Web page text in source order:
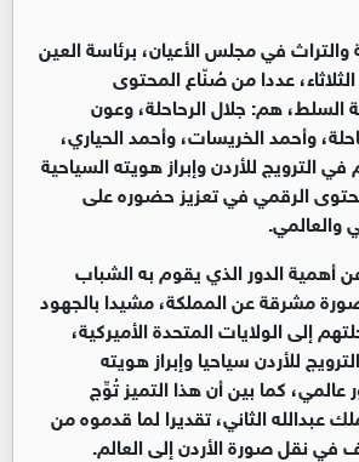
والتراث في مجلس الأعيان، برئاسة العين
عددا من صُنّاع المحتوى
السلط، هم: جلال الرحاحلة، وعون
وأحمد الخريسات، وأحمد الحياري،
في الترويج للأردن وإبراز هويته السياحية
الرقمي في تعزيز حضوره على
والعالمي.
أهمية الدور الذي يقوم به الشباب
مشرقة عن المملكة، مشيدا بالجهود
إلى الولايات المتحدة الأميركية،
للأردن سياحيا وإبراز هويته
عالمي، كما بين أن هذا التميز تُوِّج
عبدالله الثاني، تقديرا لما قدموه من
نقل صورة الأردن إلى العالم.